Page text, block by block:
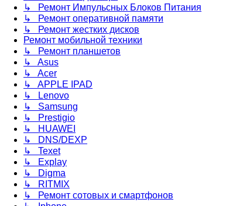
↳ Ремонт Импульсных Блоков Питания
↳ Ремонт оперативной памяти
↳ Ремонт жестких дисков
Ремонт мобильной техники
↳ Ремонт планшетов
↳ Asus
↳ Acer
↳ APPLE IPAD
↳ Lenovo
↳ Samsung
↳ Prestigio
↳ HUAWEI
↳ DNS/DEXP
↳ Texet
↳ Explay
↳ Digma
↳ RITMIX
↳ Ремонт сотовых и смартфонов